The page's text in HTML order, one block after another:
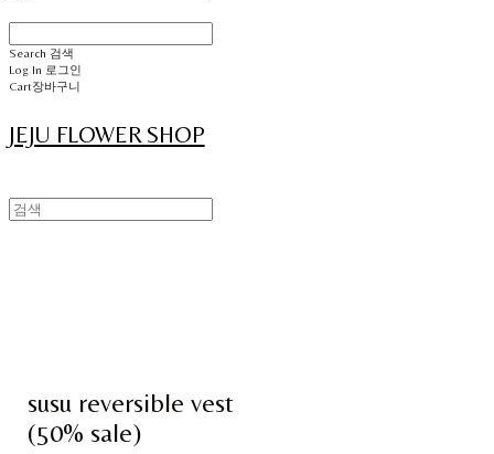
Search 검색
Log In 로그인
Cart장바구니
JEJU FLOWER SHOP
susu reversible vest
(50% sale)